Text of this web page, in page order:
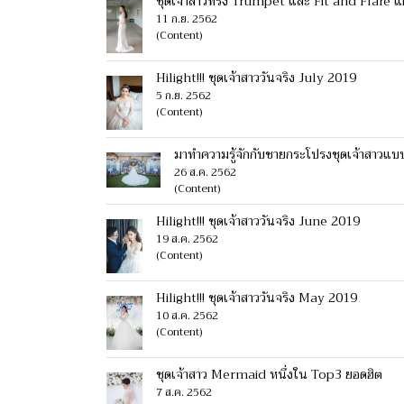
11 ก.ย. 2562
(Content)
Hilight!!! ชุดเจ้าสาววันจริง July 2019
5 ก.ย. 2562
(Content)
มาทำความรู้จักกับชายกระโปรงชุดเจ้าสาวแบ
26 ส.ค. 2562
(Content)
Hilight!!! ชุดเจ้าสาววันจริง June 2019
19 ส.ค. 2562
(Content)
Hilight!!! ชุดเจ้าสาววันจริง May 2019
10 ส.ค. 2562
(Content)
ชุดเจ้าสาว Mermaid หนึ่งใน Top3 ยอดฮิต
7 ส.ค. 2562